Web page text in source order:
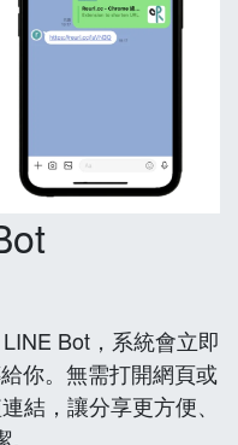
Bot，系統會立即
你。無需打開網頁或
結，讓分享更方便、